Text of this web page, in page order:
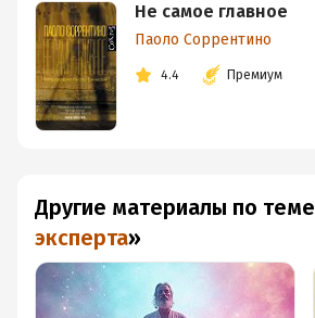
Не самое главное
Паоло Соррентино
4.4 Премиум
Другие материалы по теме
эксперта»